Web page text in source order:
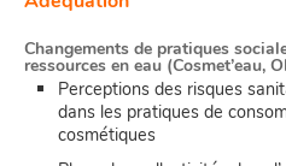
Changements de pratiques
ressources en eau (Cosmet’eau,
Perceptions des risques
dans les pratiques de
cosmétiques